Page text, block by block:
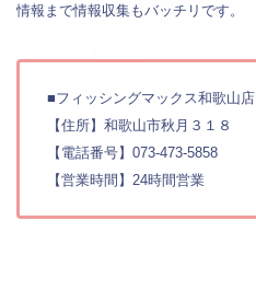
情報まで情報収集もバッチリです。
■フィッシングマックス和歌山店
【住所】和歌山市秋月３１８
【電話番号】073-473-5858
【営業時間】24時間営業